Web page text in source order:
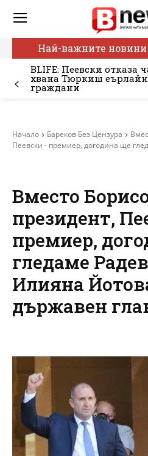
Най-важните новини
BLIFE: Пеевски отказа
хвана Тюркиш
граждани
Начало Бареков Без Цензура
Пеевски - премиер, догодина ще
Вместо
президент,
премиер,
гледаме
Илияна
държавен